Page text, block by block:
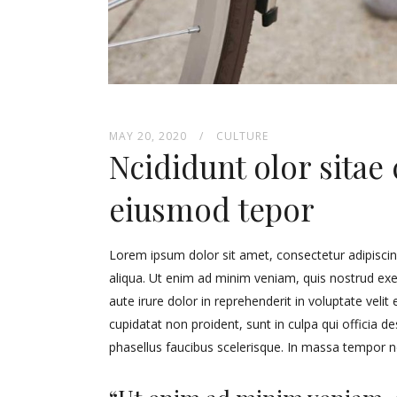
MAY 20, 2020 CULTURE
Ncididunt olor sitae
eiusmod tepor
Lorem ipsum dolor sit amet, consectetur
aliqua. Ut enim ad minim veniam, quis nostrud
aute irure dolor in reprehenderit in voluptate velit
cupidatat non proident, sunt in culpa qui officia
phasellus faucibus scelerisque. In massa